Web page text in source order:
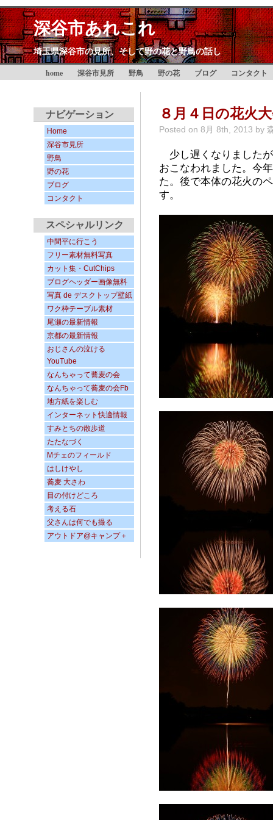
深谷市あれこれ
埼玉県深谷市の見所、そして野の花と野鳥の話し
home 深谷市見所 野鳥 野の花 ブログ コンタクト
ナビゲーション
Home
深谷市見所
野鳥
野の花
ブログ
コンタクト
スペシャルリンク
中間平に行こう
フリー素材無料写真
カット集・CutChips
ブログヘッダー画像無料
写真 de デスクトップ壁紙
ワク枠テーブル素材
尾瀬の最新情報
京都の最新情報
おじさんの泣ける
YouTube
なんちゃって蕎麦の会
なんちゃって蕎麦の会Fb
地方紙を楽しむ
インターネット快適情報
すみとちの散歩道
たたなづく
Mチェのフィールド
はしけやし
蕎麦 大さわ
目の付けどころ
考える石
父さんは何でも撮る
アウトドア@キャンプ＋
８月４日の花火
Posted on 8月 8th, 2013 by
少し遅くなりました
おこなわれました。今
た。後で本体の花火の
す。